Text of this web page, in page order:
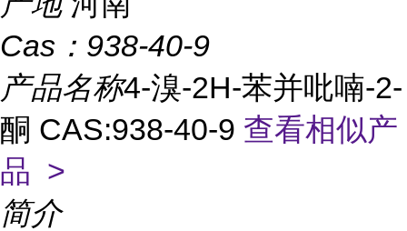
Cas： 938-40-9
产品名称4-溴-2H-苯并吡喃-2-
酮 CAS:938-40-9 查看相似产
品 >
简介